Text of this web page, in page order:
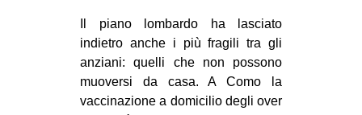
Il piano lombardo ha lasciato
indietro anche i più fragili tra gli
anziani: quelli che non possono
muoversi da casa. A Como la
vaccinazione a domicilio degli over